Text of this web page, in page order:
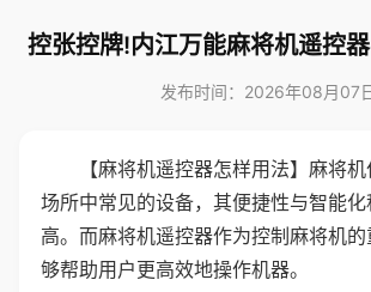
控张控牌!内江万能麻将机遥控
发布时间：2026年08月07
【麻将机遥控器怎样用法】麻将
场所中常见的设备，其便捷性与智能
高。而麻将机遥控器作为控制麻将机
够帮助用户更高效地操作机器。